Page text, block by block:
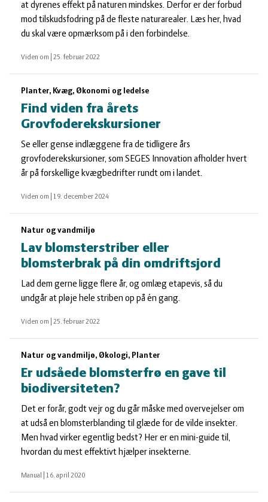
at dyrenes effekt på naturen mindskes. Derfor er der forbud
mod tilskudsfodring på de fleste naturarealer. Læs her, hvad
du skal være opmærksom på i den forbindelse.
Viden om 25. februar 2022
Planter, Kvæg, Økonomi og ledelse
Find viden fra årets
Grovfoderekskursioner
Se eller gense indlæggene fra de tidligere års
grovfoderekskursioner, som SEGES Innovation afholder hvert
år på forskellige kvægbedrifter rundt om i landet.
Viden om 19. december 2024
Natur og vandmiljø
Lav blomsterstriber eller
blomsterbrak på din omdriftsjord
Lad dem gerne ligge flere år, og omlæg etapevis, så du
undgår at pløje hele striben op på én gang.
Viden om 25. februar 2022
Natur og vandmiljø, Økologi, Planter
Er udsåede blomsterfrø en gave til
biodiversiteten?
Det er forår, godt vejr og du går måske med overvejelser om
at udså en blomsterblanding til glæde for de vilde insekter.
Men hvad virker egentlig bedst? Her er en mini-guide til,
hvordan du mest effektivt hjælper insekterne.
Manual 16. april 2020